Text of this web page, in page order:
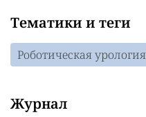
Тематики и теги
Роботическая урология
Журнал